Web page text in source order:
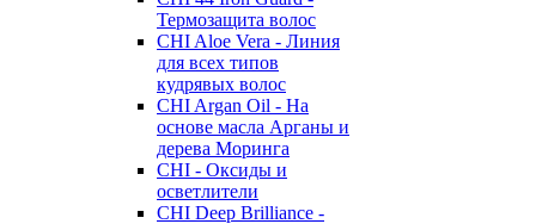
Термозащита волос
CHI Aloe Vera - Линия
для всех типов
кудрявых волос
CHI Argan Oil - На
основе масла Арганы и
дерева Моринга
CHI - Оксиды и
осветлители
CHI Deep Brilliance -